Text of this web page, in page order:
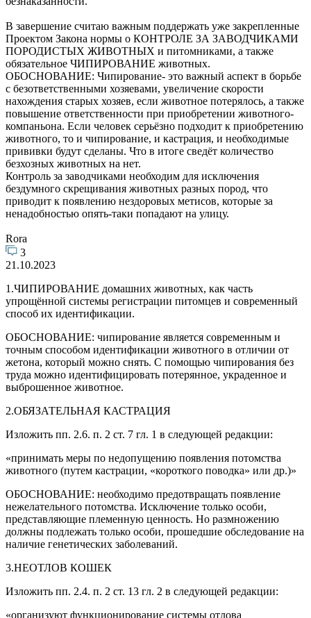
В завершение считаю важным поддержать уже закрепленные
Проектом Закона нормы о КОНТРОЛЕ ЗА ЗАВОДЧИКАМИ
ПОРОДИСТЫХ ЖИВОТНЫХ и питомниками, а также
обязательное ЧИПИРОВАНИЕ животных.
ОБОСНОВАНИЕ: Чипирование- это важный аспект в борьбе
с безответственными хозяевами, увеличение скорости
нахождения старых хозяев, если животное потерялось, а также
повышение ответственности при приобретении животного-
компаньона. Если человек серьёзно подходит к приобретению
животного, то и чипирование, и кастрация, и необходимые
прививки будут сделаны. Что в итоге сведёт количество
безхозных животных на нет.
Контроль за заводчиками необходим для исключения
бездумного скрещивания животных разных пород, что
приводит к появлению нездоровых метисов, которые за
ненадобностью опять-таки попадают на улицу.
Rora
3
21.10.2023
1.ЧИПИРОВАНИЕ домашних животных, как часть
упрощённой системы регистрации питомцев и современный
способ их идентификации.
ОБОСНОВАНИЕ: чипирование является современным и
точным способом идентификации животного в отличии от
жетона, который можно снять. С помощью чипирования без
труда можно идентифицировать потерянное, украденное и
выброшенное животное.
2.ОБЯЗАТЕЛЬНАЯ КАСТРАЦИЯ
Изложить пп. 2.6. п. 2 ст. 7 гл. 1 в следующей редакции:
«принимать меры по недопущению появления потомства
животного (путем кастрации, «короткого поводка» или др.)»
ОБОСНОВАНИЕ: необходимо предотвращать появление
нежелательного потомства. Исключение только особи,
представляющие племенную ценность. Но размножению
должны подлежать только особи, прошедшие обследование на
наличие генетических заболеваний.
3.НЕОТЛОВ КОШЕК
Изложить пп. 2.4. п. 2 ст. 13 гл. 2 в следующей редакции:
«организуют функционирование системы отлова